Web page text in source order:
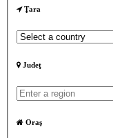
Ţara
Judeţ
Oraş